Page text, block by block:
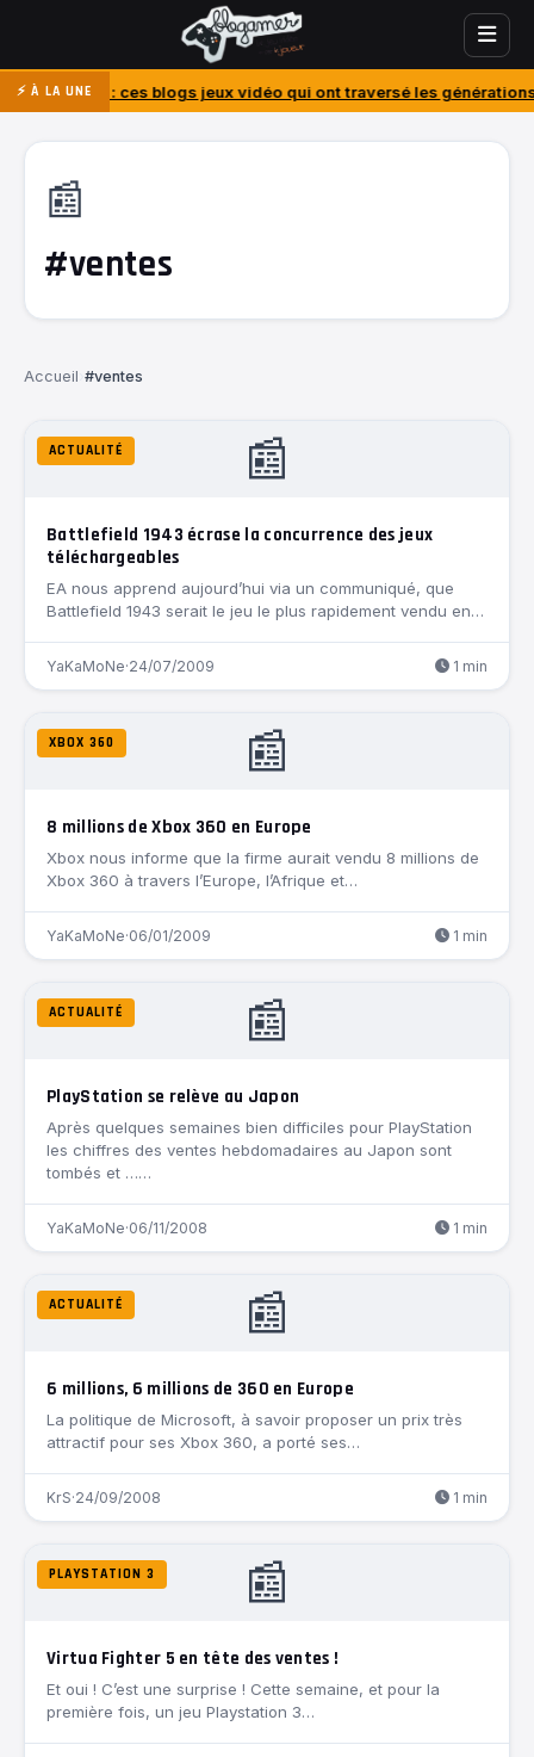
⚡ À LA UNE
: ces blogs jeux vidéo qui ont traversé les générations J’ai
📰
#ventes
Accueil #ventes
📰
ACTUALITÉ
Battlefield 1943 écrase la concurrence des jeux
téléchargeables
EA nous apprend aujourd’hui via un communiqué, que
Battlefield 1943 serait le jeu le plus rapidement vendu en…
YaKaMoNe·24/07/2009 1 min
📰
XBOX 360
8 millions de Xbox 360 en Europe
Xbox nous informe que la firme aurait vendu 8 millions de
Xbox 360 à travers l’Europe, l’Afrique et…
YaKaMoNe·06/01/2009 1 min
📰
ACTUALITÉ
PlayStation se relève au Japon
Après quelques semaines bien difficiles pour PlayStation
les chiffres des ventes hebdomadaires au Japon sont
tombés et ……
YaKaMoNe·06/11/2008 1 min
📰
ACTUALITÉ
6 millions, 6 millions de 360 en Europe
La politique de Microsoft, à savoir proposer un prix très
attractif pour ses Xbox 360, a porté ses…
KrS·24/09/2008 1 min
📰
PLAYSTATION 3
Virtua Fighter 5 en tête des ventes !
Et oui ! C’est une surprise ! Cette semaine, et pour la
première fois, un jeu Playstation 3…